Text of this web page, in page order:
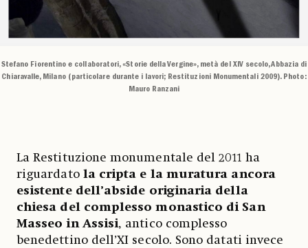
Stefano Fiorentino e collaboratori, «Storie della Vergine», metà del XIV secolo, Abbazia di
Chiaravalle, Milano (particolare durante i lavori; Restituzioni Monumentali 2009). Photo:
Mauro Ranzani
La Restituzione monumentale del 2011 ha
riguardato la cripta e la muratura ancora
esistente dell’abside originaria della
chiesa del complesso monastico di San
Masseo in Assisi, antico complesso
benedettino dell’XI secolo. Sono datati invece